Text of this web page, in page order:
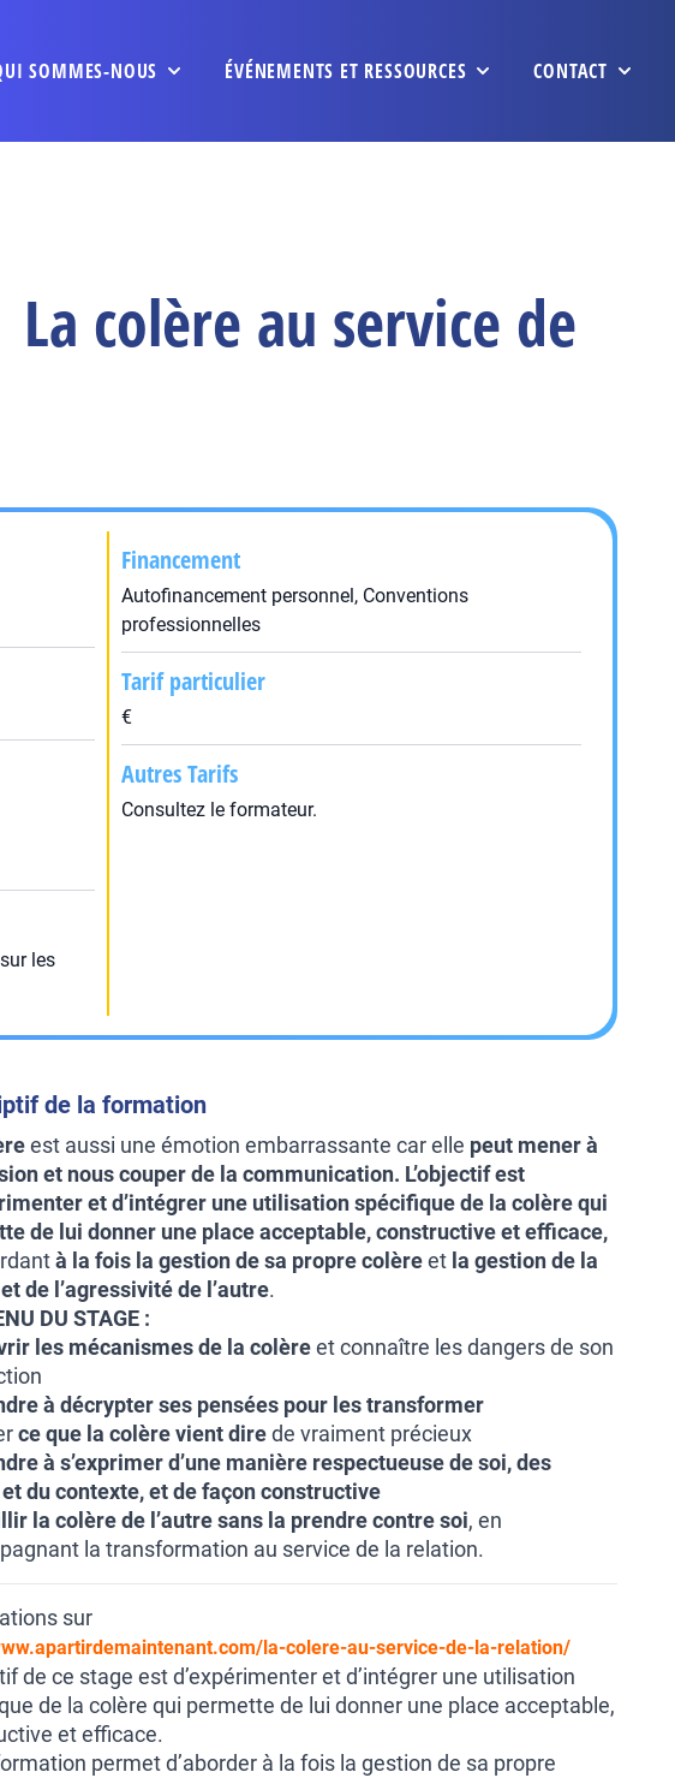
SOMMES-NOUS ÉVÉNEMENTS ET RESSOURCES CONTACT
colère au service de
les
Financement
Autofinancement personnel, Conventions
professionnelles
Tarif particulier
€
Autres Tarifs
Consultez le formateur.
de la formation
est aussi une émotion embarrassante car elle peut mener à
et nous couper de la communication. L’objectif est
et d’intégrer une utilisation spécifique de la colère qui
de lui donner une place acceptable, constructive et efficace,
à la fois la gestion de sa propre colèreet la gestion de la
de l’agressivité de l’autre.
DU STAGE :
les mécanismes de la colèreet connaître les dangers de son
à décrypter ses pensées pour les transformer
ce que la colère vient direde vraiment précieux
à s’exprimer d’une manière respectueuse de soi, des
du contexte, et de façon constructive
la colère de l’autre sans la prendre contre soi, en
la transformation au service de la relation.
sur
la-colere-au-service-de-la-relation/
de ce stage est d’expérimenter et d’intégrer une utilisation
de la colère qui permette de lui donner une place acceptable,
et efficace.
permet d’aborder à la fois la gestion de sa propre